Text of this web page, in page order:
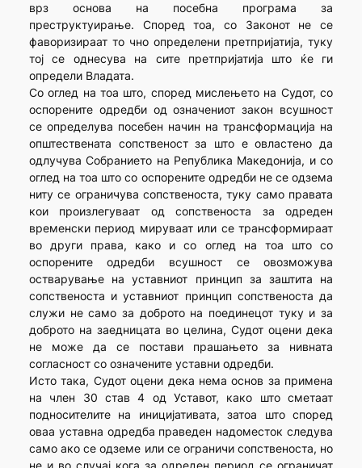
врз основа на посебна програма за
преструктуирање. Според тоа, со Законот не се
фаворизираат то чно определени претпријатија, туку
тој се однесува на сите претпријатија што ќе ги
определи Владата.
Со оглед на тоа што, според мислењето на Судот, со
оспорените одредби од означениот закон всушност
се определува посебен начин на трансформација на
општествената сопственост за што е овластено да
одлучува Собранието на Република Македонија, и со
оглед на тоа што со оспорените одредби не се одзема
ниту се ограничува сопственоста, туку само правата
кои произлегуваат од сопственоста за одреден
временски период мируваат или се трансформираат
во други права, како и со оглед на тоа што со
оспорените одредби всушност се овозможува
остварување на уставниот принцип за заштита на
сопственоста и уставниот принцип сопственоста да
служи не само за доброто на поединецот туку и за
доброто на заедницата во целина, Судот оцени дека
не може да се постави прашањето за нивната
согласност со означените уставни одредби.
Исто така, Судот оцени дека нема основ за примена
на член 30 став 4 од Уставот, како што сметаат
подносителите на иницијативата, затоа што според
оваа уставна одредба праведен надоместок следува
само ако се одземе или се ограничи сопственоста, но